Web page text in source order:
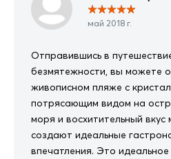
★★★★★
май 2018 г.
Отправившись в
безмятежности, вы можете
живописном пляже с
потрясающим видом на
моря и восхитительный
создают идеальные
впечатления. Это